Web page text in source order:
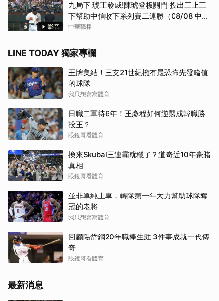
影音
九局下 琥王發威!陳琥登板關門 投出三上三
下幫助中信收下系列賽二連勝（08/08 中信
VS 台鋼）
中華職棒
LINE TODAY 獨家專欄
王牌集結！三支21世紀擁有最恐怖先發輪值
的球隊
我只想寫寫體育
日職二軍待6年！王彥程如何逆襲成韓職勝
投王？
眼鏡哥看體育
換來Skubal三連霸就穩了？道奇近10年豪賭
真相
眼鏡哥看體育
並非單純上車，轉隊第一年大力幫助球隊奪
冠的老將
我只想寫寫體育
回顧陽岱鋼20年職棒生涯 3件事成就一代傳
奇
眼鏡哥看體育
最新消息